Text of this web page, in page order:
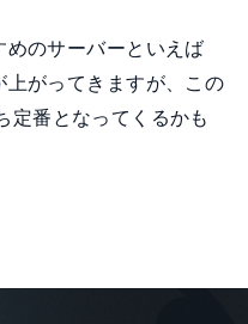
のサーバーといえば
上がってきますが、この
定番となってくるかも